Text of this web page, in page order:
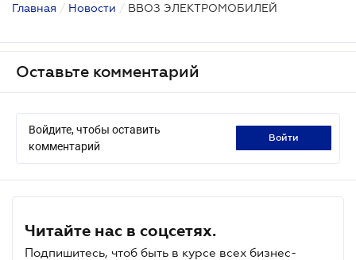
Главная / Новости / ВВОЗ ЭЛЕКТРОМОБИЛЕЙ
Оставьте комментарий
Войдите, чтобы оставить
комментарий
войти
Читайте нас в соцсетях.
Подпишитесь, чтоб быть в курсе всех бизнес-